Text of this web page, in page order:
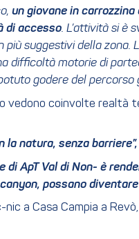
un giovane in
di accesso. L’attività si è
suggestivi della
difficoltà motorie di
godere del
coinvolte realtà
natura, senza
ApT Val di Non- è
possano
nic a Casa Campia a